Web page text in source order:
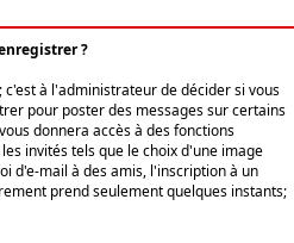
?
c'est à l'administrateur de décider si vous
pour poster des messages sur certains
donnera accès à des fonctions
invités tels que le choix d'une image
d'e-mail à des amis, l'inscription à un
prend seulement quelques instants;